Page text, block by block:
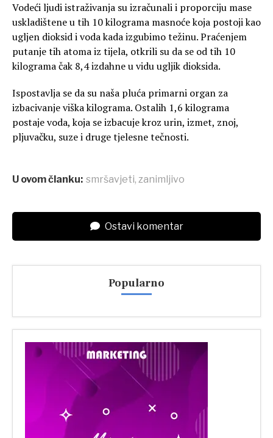
Vodeći ljudi istraživanja su izračunali i proporciju mase
uskladištene u tih 10 kilograma masnoće koja postoji kao
ugljen dioksid i voda kada izgubimo težinu. Praćenjem
putanje tih atoma iz tijela, otkrili su da se od tih 10
kilograma čak 8,4 izdahne u vidu ugljik dioksida.
Ispostavlja se da su naša pluća primarni organ za
izbacivanje viška kilograma. Ostalih 1,6 kilograma
postaje voda, koja se izbacuje kroz urin, izmet, znoj,
pljuvačku, suze i druge tjelesne tečnosti.
U ovom članku: smršavjeti, zanimljivo
Ostavi komentar
Popularno